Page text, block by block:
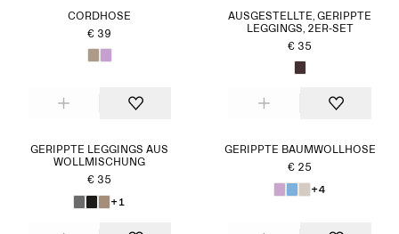
CORDHOSE
€ 39
AUSGESTELLTE, GERIPPTE
LEGGINGS, 2ER-SET
€ 35
GERIPPTE LEGGINGS AUS
WOLLMISCHUNG
€ 35
+1
GERIPPTE BAUMWOLLHOSE
€ 25
+4